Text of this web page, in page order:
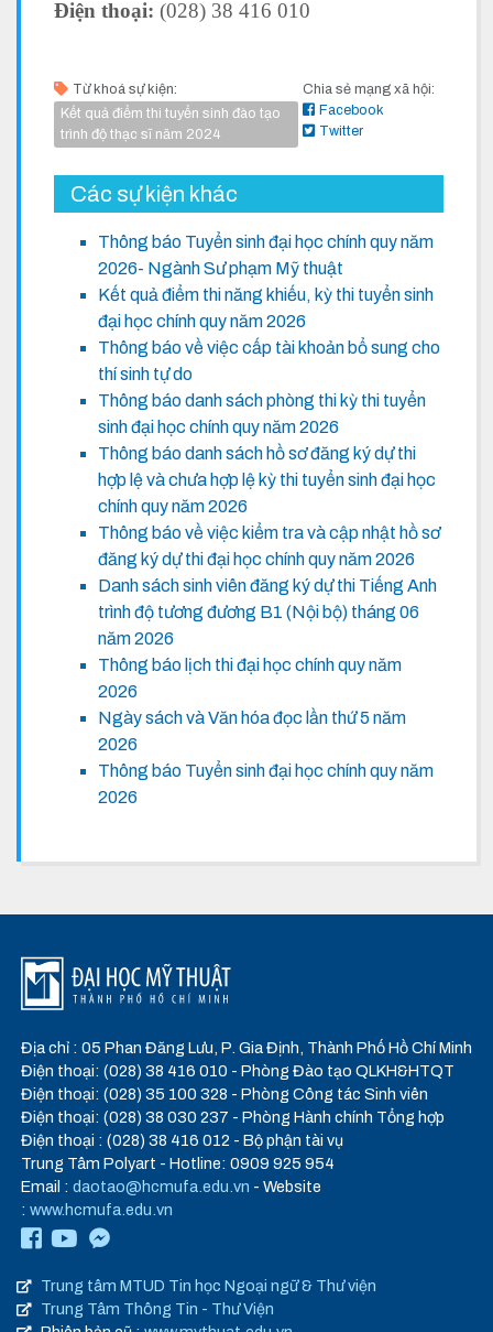
Điện thoại: (028) 38 416 010
Từ khoá sự kiện:
Kết quả điểm thi tuyển sinh đào tạo
trình độ thạc sĩ năm 2024
Chia sẻ mạng xã hội:
Facebook
Twitter
Các sự kiện khác
Thông báo Tuyển sinh đại học chính quy năm
2026- Ngành Sư phạm Mỹ thuật
Kết quả điểm thi năng khiếu, kỳ thi tuyển sinh
đại học chính quy năm 2026
Thông báo về việc cấp tài khoản bổ sung cho
thí sinh tự do
Thông báo danh sách phòng thi kỳ thi tuyển
sinh đại học chính quy năm 2026
Thông báo danh sách hồ sơ đăng ký dự thi
hợp lệ và chưa hợp lệ kỳ thi tuyển sinh đại học
chính quy năm 2026
Thông báo về việc kiểm tra và cập nhật hồ sơ
đăng ký dự thi đại học chính quy năm 2026
Danh sách sinh viên đăng ký dự thi Tiếng Anh
trình độ tương đương B1 (Nội bộ) tháng 06
năm 2026
Thông báo lịch thi đại học chính quy năm
2026
Ngày sách và Văn hóa đọc lần thứ 5 năm
2026
Thông báo Tuyển sinh đại học chính quy năm
2026
Địa chỉ : 05 Phan Đăng Lưu, P. Gia Định, Thành Phố Hồ Chí Minh
Điện thoại: (028) 38 416 010 - Phòng Đào tạo QLKH&HTQT
Điện thoại: (028) 35 100 328 - Phòng Công tác Sinh viên
Điện thoại: (028) 38 030 237 - Phòng Hành chính Tổng hợp
Điện thoại : (028) 38 416 012 - Bộ phận tài vụ
Trung Tâm Polyart - Hotline: 0909 925 954
Email : daotao@hcmufa.edu.vn - Website
: www.hcmufa.edu.vn
Trung tâm MTUD Tin học Ngoại ngữ & Thư viện
Trung Tâm Thông Tin - Thư Viện